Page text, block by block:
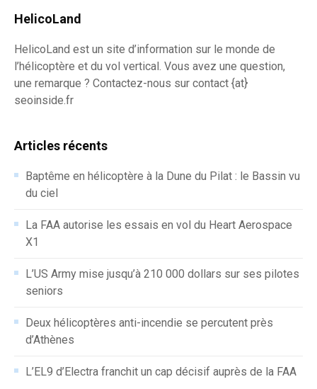
HelicoLand
HelicoLand est un site d’information sur le monde de
l’hélicoptère et du vol vertical. Vous avez une question,
une remarque ? Contactez-nous sur contact {at}
seoinside.fr
Articles récents
Baptême en hélicoptère à la Dune du Pilat : le Bassin vu
du ciel
La FAA autorise les essais en vol du Heart Aerospace
X1
L’US Army mise jusqu’à 210 000 dollars sur ses pilotes
seniors
Deux hélicoptères anti-incendie se percutent près
d’Athènes
L’EL9 d’Electra franchit un cap décisif auprès de la FAA